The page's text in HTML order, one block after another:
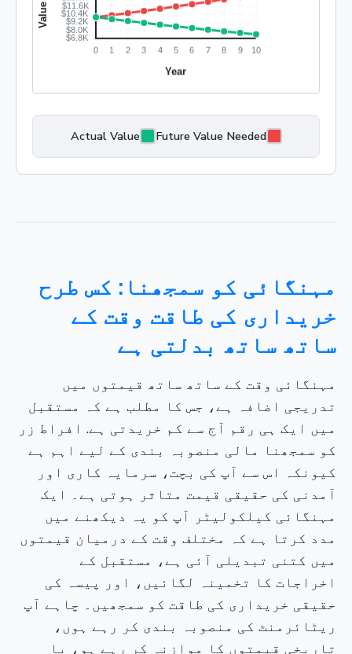
Future Value Needed
Actual Value
مہنگائی کو سمجھنا: کس طرح
خریداری کی طاقت وقت کے
ساتھ ساتھ بدلتی ہے
مہنگائی وقت کے ساتھ ساتھ قیمتوں میں
تدریجی اضافہ ہے، جس کا مطلب ہے کہ مستقبل
میں ایک ہی رقم آج سے کم خریدتی ہے. افراط زر
کو سمجھنا مالی منصوبہ بندی کے لیے اہم ہے
کیونکہ اس سے آپ کی بچت، سرمایہ کاری اور
آمدنی کی حقیقی قیمت متاثر ہوتی ہے۔ ایک
مہنگائی کیلکولیٹر آپ کو یہ دیکھنے میں
مدد کرتا ہے کہ مختلف وقت کے درمیان قیمتوں
میں کتنی تبدیلی آئی ہے، مستقبل کے
اخراجات کا تخمینہ لگائیں، اور پیسہ کی
حقیقی خریداری کی طاقت کو سمجھیں۔ چاہے آپ
ریٹائرمنٹ کی منصوبہ بندی کر رہے ہوں،
تاریخی قیمتوں کا موازنہ کر رہے ہو، یا